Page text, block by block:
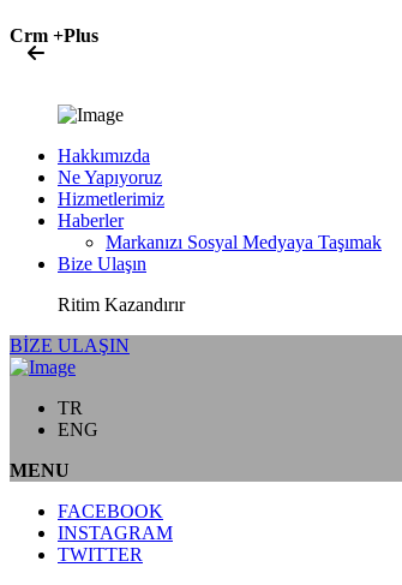
Crm +Plus
Hakkımızda
Ne Yapıyoruz
Hizmetlerimiz
Haberler
Markanızı Sosyal Medyaya Taşımak
Bize Ulaşın
Ritim Kazandırır
BİZE ULAŞIN
TR
ENG
MENU
FACEBOOK
INSTAGRAM
TWITTER